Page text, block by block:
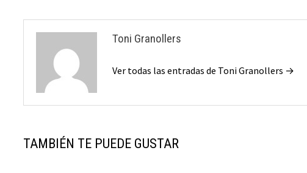
Toni Granollers
Ver todas las entradas de Toni Granollers →
TAMBIÉN TE PUEDE GUSTAR